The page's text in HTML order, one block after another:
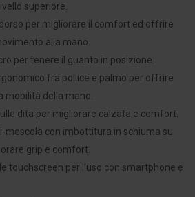
superiore.
per migliorare il comfort ed offrire
alla mano.
per tenere il guanto in posizione.
fra pollice e palmo per offrire
mobilità della mano.
dita per migliorare calzata e comfort.
mescola con imbottitura in schiuma su
grip e comfort.
touchscreen per l’uso con smartphone e